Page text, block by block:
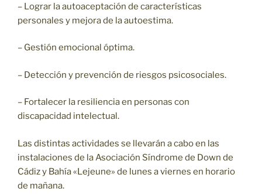
– Lograr la autoaceptación de características
personales y mejora de la autoestima.
– Gestión emocional óptima.
– Detección y prevención de riesgos psicosociales.
– Fortalecer la resiliencia en personas con
discapacidad intelectual.
Las distintas actividades se llevarán a cabo en las
instalaciones de la Asociación Síndrome de Down de
Cádiz y Bahía «Lejeune» de lunes a viernes en horario
de mañana.